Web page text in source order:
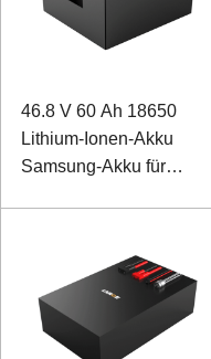
46.8 V 60 Ah 18650
Lithium-Ionen-Akku
Samsung-Akku für